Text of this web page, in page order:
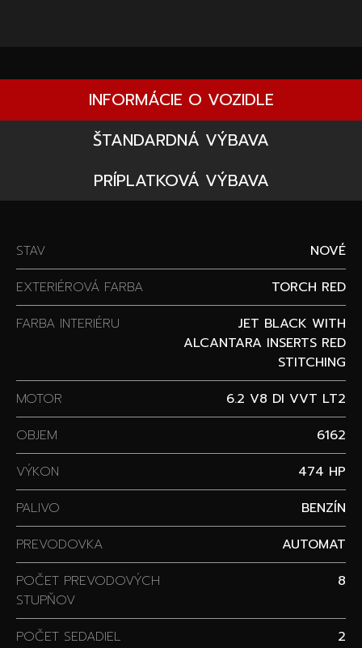
INFORMÁCIE O VOZIDLE
ŠTANDARDNÁ VÝBAVA
PRÍPLATKOVÁ VÝBAVA
STAV
NOVÉ
EXTERIÉROVÁ FARBA
TORCH RED
FARBA INTERIÉRU
JET BLACK WITH
ALCANTARA INSERTS RED
STITCHING
MOTOR
6.2 V8 DI VVT LT2
OBJEM
6162
VÝKON
474 HP
PALIVO
BENZÍN
PREVODOVKA
AUTOMAT
POČET PREVODOVÝCH
STUPŇOV
8
POČET SEDADIEL
2